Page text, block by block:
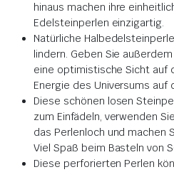
hinaus machen ihre
Edelsteinperlen einzigartig.
Natürliche
lindern. Geben Sie
eine optimistische Sicht auf
Energie des Universums auf
Diese schönen losen
zum Einfädeln, verwenden
das Perlenloch und machen
Viel Spaß beim Basteln von
Diese perforierten Perlen